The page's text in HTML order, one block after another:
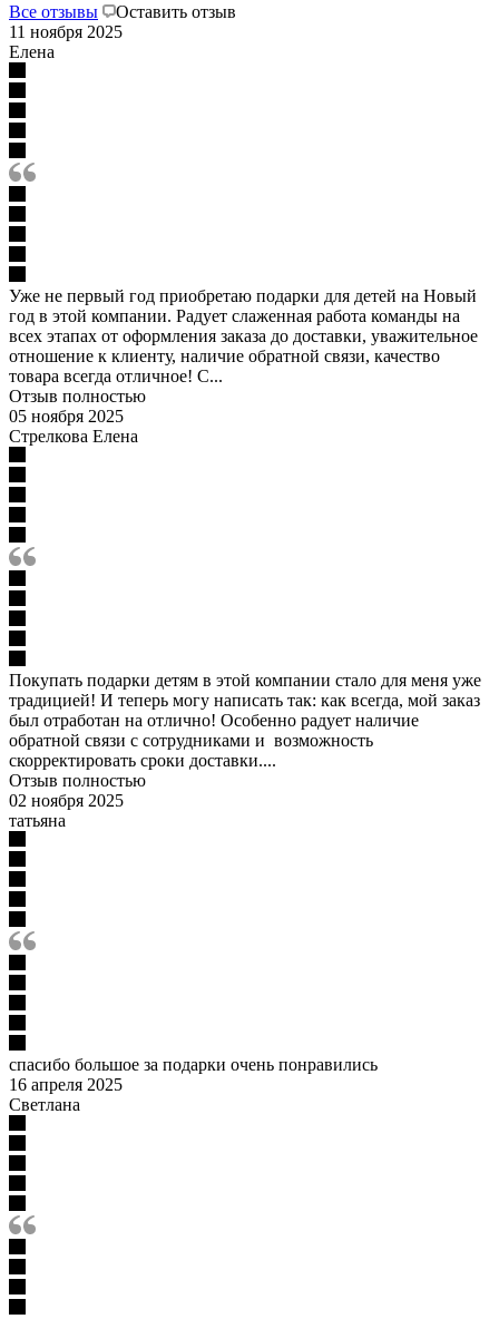
Все отзывы
Оставить отзыв
11 ноября 2025
Елена
Уже не первый год приобретаю подарки для детей на Новый
год в этой компании. Радует слаженная работа команды на
всех этапах от оформления заказа до доставки, уважительное
отношение к клиенту, наличие обратной связи, качество
товара всегда отличное! С...
Отзыв полностью
05 ноября 2025
Стрелкова Елена
Покупать подарки детям в этой компании стало для меня уже
традицией! И теперь могу написать так: как всегда, мой заказ
был отработан на отлично! Особенно радует наличие
обратной связи с сотрудниками и возможность
скорректировать сроки доставки....
Отзыв полностью
02 ноября 2025
татьяна
спасибо большое за подарки очень понравились
16 апреля 2025
Светлана